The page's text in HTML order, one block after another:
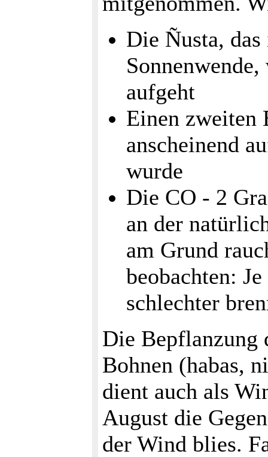
Die Ñusta,
aufgeht
Einen zweiten
anscheinend
wurde
Die CO - 2
an der
am Grund
beobachten:
schlechter
Die Bepflanzung
Bohnen (habas,
dient auch als
August die
der Wind blies.